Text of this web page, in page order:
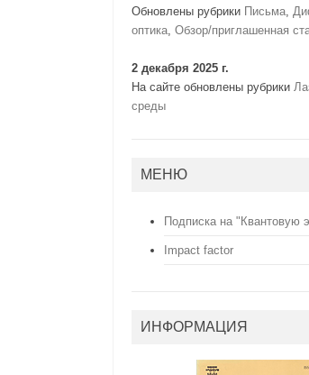
Обновлены рубрики Письма,
оптика,Обзор/приглашенная
2 декабря 2025 г.
На сайте обновлены рубрики
среды
МЕНЮ
Подписка на "Квантовую
Impact factor
ИНФОРМАЦИЯ